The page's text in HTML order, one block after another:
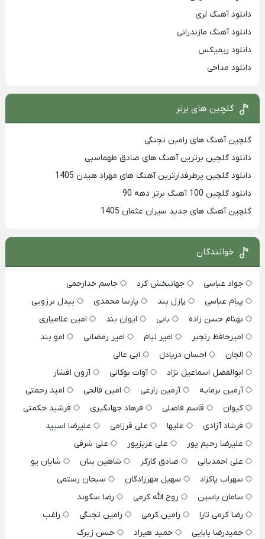
دانلود آهنگ لری
دانلود آهنگ مازندرانی
دانلود ریمیکس
دانلود مداحی
گلچین های برتر
گلچین آهنگ های رامین تجنگی
دانلود گلچین برترین آهنگ های صادق طهماسبی
دانلود گلچین پرطرفدارترین آهنگ های مهراد هیدن 1405
دانلود گلچین 100 آهنگ برتر دهه 90
گلچین آهنگ های جدید سیران عثمان 1405
خوانندگان
جواد عباسی جهانبخش کرد
جاسم خدارحمی
پیام عباسی
پازل بند پارسا محمدی
بیدل برزویی
بهنام حسن زاده
بابی ایوان بند
امین غلامیاری
امیرحافظ رنجبر
امیر لیام امیر رمضانی
امو بند
الجان
احسان دریادل
ابی عالی
ابوالفضل اسماعیل نژاد
آوات بوکانی
آرون افشار
آرمین برمایه
آرمین زارعی امین فالجی
امید رحمتی
کیوان
قاسم فاضلی فرهاد جهانگیری
فرشید حکمتی
فرشاد آزادی
علیها علی فرزامی
علیرضا اسپید
علیرضا رحیم پور
علی عزیزپور
علی شرفی
علی احمدیانی
صادق کارگر شاهین بنان
شایان یو
سهراب پاکزاد
سهیل مهرزادگان
سبحان رستمی
سامان یاسین
روح الله کرمی
رضا سگوند
رضا کرمی تارا
رامین کرمی رامین تجنگی
راغب
حمیدرضا بابایی
حمید هیراد
حسن زیرک